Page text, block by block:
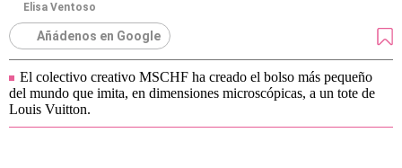
Elisa Ventoso
Añádenos en Google
El colectivo creativo MSCHF ha creado el bolso más pequeño
del mundo que imita, en dimensiones microscópicas, a un tote de
Louis Vuitton.